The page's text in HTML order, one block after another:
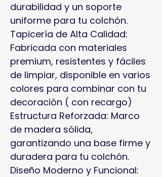
durabilidad y un soporte
uniforme para tu colchón.
Tapicería de Alta Calidad:
Fabricada con materiales
premium, resistentes y fáciles
de limpiar, disponible en varios
colores para combinar con tu
decoración ( con recargo)
Estructura Reforzada: Marco
de madera sólida,
garantizando una base firme y
duradera para tu colchón.
Diseño Moderno y Funcional: